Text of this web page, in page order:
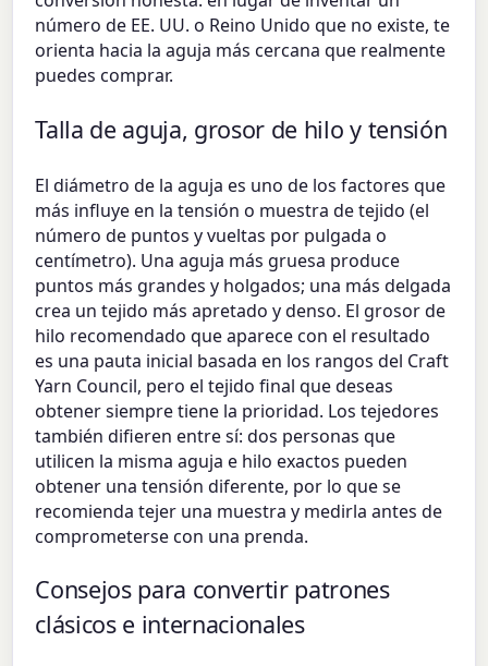
número de EE. UU. o Reino Unido que no existe, te
orienta hacia la aguja más cercana que realmente
puedes comprar.
Talla de aguja, grosor de hilo y tensión
El diámetro de la aguja es uno de los factores que
más influye en la tensión o muestra de tejido (el
número de puntos y vueltas por pulgada o
centímetro). Una aguja más gruesa produce
puntos más grandes y holgados; una más delgada
crea un tejido más apretado y denso. El grosor de
hilo recomendado que aparece con el resultado
es una pauta inicial basada en los rangos del Craft
Yarn Council, pero el tejido final que deseas
obtener siempre tiene la prioridad. Los tejedores
también difieren entre sí: dos personas que
utilicen la misma aguja e hilo exactos pueden
obtener una tensión diferente, por lo que se
recomienda tejer una muestra y medirla antes de
comprometerse con una prenda.
Consejos para convertir patrones
clásicos e internacionales